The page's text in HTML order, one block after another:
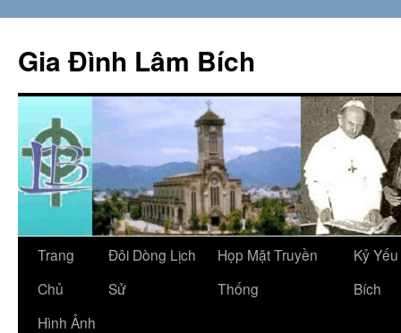
content
Gia Đình Lâm Bích
Trang
Chủ
Đôi Dòng Lịch
Sử
Họp Mặt Truyền
Thống
Kỷ
Bích
Hình Ảnh